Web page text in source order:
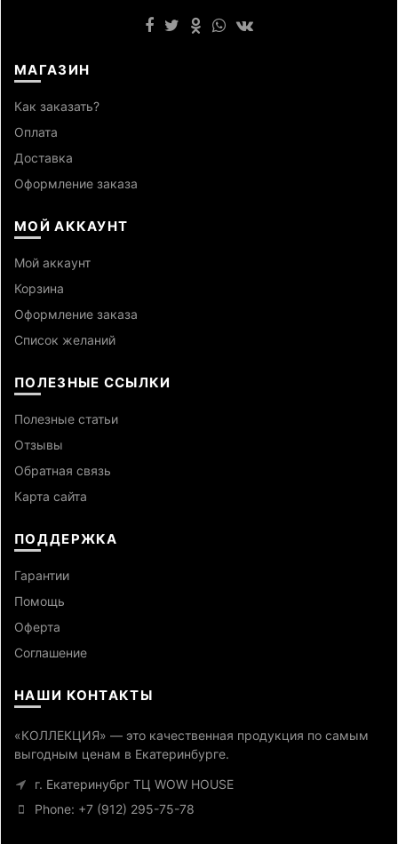
МАГАЗИН
Как заказать?
Оплата
Доставка
Оформление заказа
МОЙ АККАУНТ
Мой аккаунт
Корзина
Оформление заказа
Список желаний
ПОЛЕЗНЫЕ ССЫЛКИ
Полезные статьи
Отзывы
Обратная связь
Карта сайта
ПОДДЕРЖКА
Гарантии
Помощь
Оферта
Cоглашение
НАШИ КОНТАКТЫ
«КОЛЛЕКЦИЯ» — это качественная продукция по самым
выгодным ценам в Екатеринбурге.
г. Екатеринубрг ТЦ WOW HOUSE
Phone: +7 (912) 295-75-78